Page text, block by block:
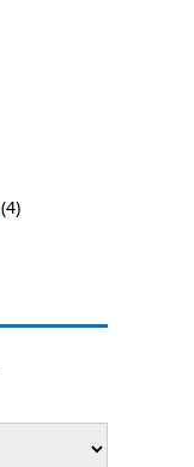
(4)